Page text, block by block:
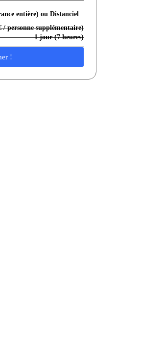
entière) ou Distanciel
/ personne supplémentaire)
1 jour (7 heures)
!